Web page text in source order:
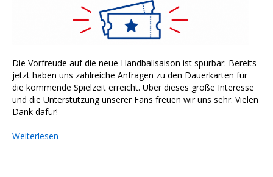
Die Vorfreude auf die neue Handballsaison ist spürbar: Bereits
jetzt haben uns zahlreiche Anfragen zu den Dauerkarten für
die kommende Spielzeit erreicht. Über dieses große Interesse
und die Unterstützung unserer Fans freuen wir uns sehr. Vielen
Dank dafür!
Weiterlesen